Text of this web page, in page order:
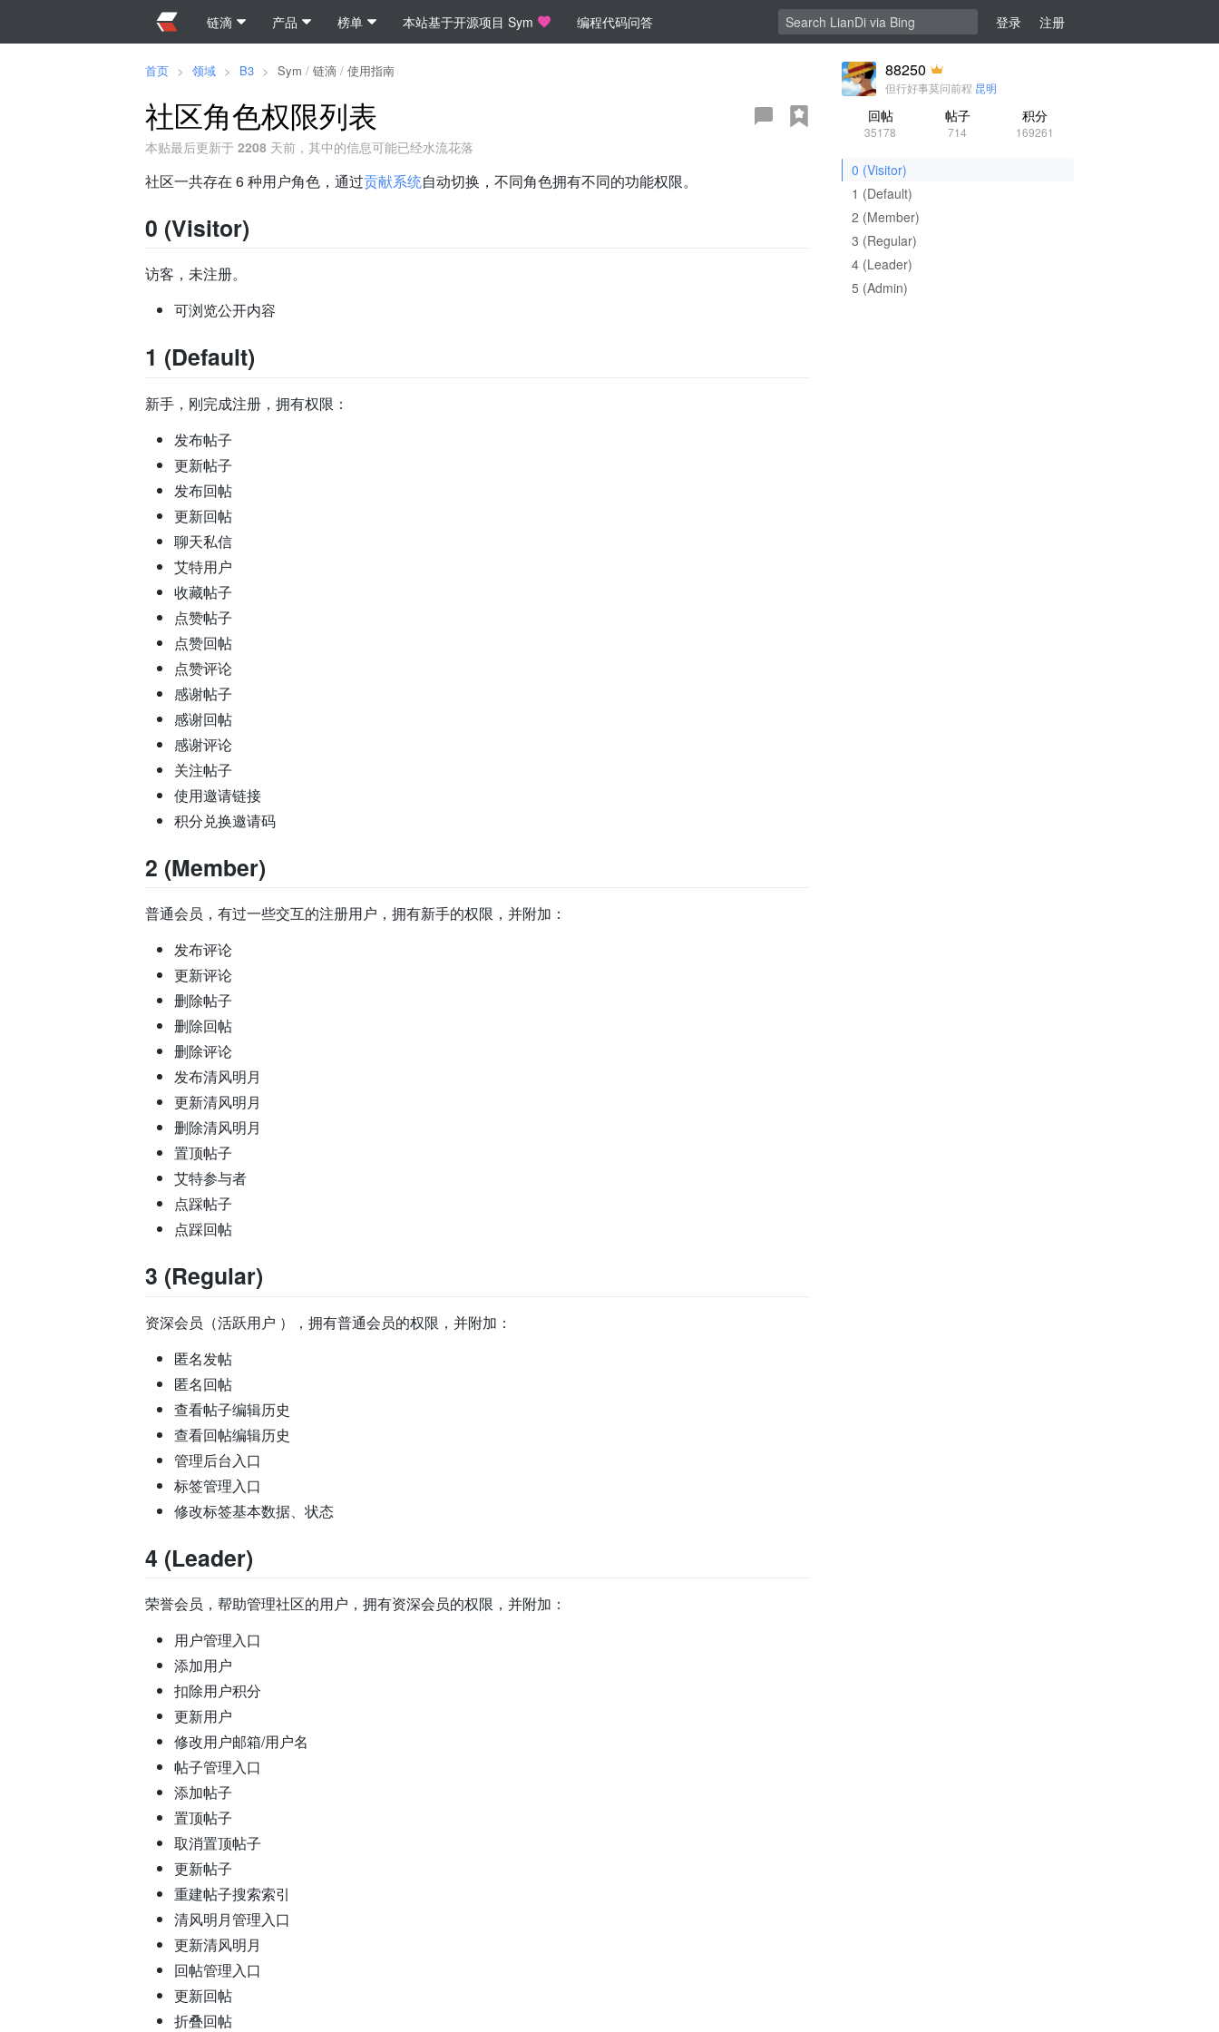
链滴 产品 榜单 本站基于开源项目 Sym 编程代码问答 登录 注册
首页 > 领域 > B3 > Sym / 链滴 / 使用指南
社区角色权限列表
本贴最后更新于 2208 天前，其中的信息可能已经水流花落
社区一共存在 6 种用户角色，通过贡献系统自动切换，不同角色拥有不同的功能权限。
0 (Visitor)
访客，未注册。
可浏览公开内容
1 (Default)
新手，刚完成注册，拥有权限：
发布帖子
更新帖子
发布回帖
更新回帖
聊天私信
艾特用户
收藏帖子
点赞帖子
点赞回帖
点赞评论
感谢帖子
感谢回帖
感谢评论
关注帖子
使用邀请链接
积分兑换邀请码
2 (Member)
普通会员，有过一些交互的注册用户，拥有新手的权限，并附加：
发布评论
更新评论
删除帖子
删除回帖
删除评论
发布清风明月
更新清风明月
删除清风明月
置顶帖子
艾特参与者
点踩帖子
点踩回帖
3 (Regular)
资深会员（活跃用户 ），拥有普通会员的权限，并附加：
匿名发帖
匿名回帖
查看帖子编辑历史
查看回帖编辑历史
管理后台入口
标签管理入口
修改标签基本数据、状态
4 (Leader)
荣誉会员，帮助管理社区的用户，拥有资深会员的权限，并附加：
用户管理入口
添加用户
扣除用户积分
更新用户
修改用户邮箱/用户名
帖子管理入口
添加帖子
置顶帖子
取消置顶帖子
更新帖子
重建帖子搜索索引
清风明月管理入口
更新清风明月
回帖管理入口
更新回帖
折叠回帖
88250
但行好事莫问前程 昆明
回帖
35178
帖子
714
积分
169261
0 (Visitor)
1 (Default)
2 (Member)
3 (Regular)
4 (Leader)
5 (Admin)